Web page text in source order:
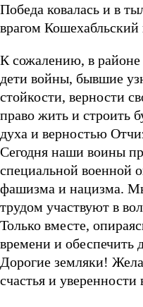
Победа ковалась и в
врагом Кошехабльский
К сожалению, в районе
дети войны, бывшие
стойкости, верности
право жить и строить
духа и верностью
Сегодня наши воины
специальной военной
фашизма и нацизма.
трудом участвуют в
Только вместе,
времени и
Дорогие земляки!
счастья и